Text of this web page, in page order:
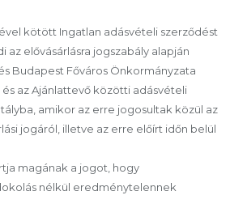
kötött Ingatlan adásvételi szerződést
az elővásárlásra jogszabály alapján
Budapest Főváros Önkormányzata
az Ajánlattevő közötti adásvételi
amikor az erre jogosultak közül az
jogáról, illetve az erre előírt időn belül
magának a jogot, hogy
nélkül eredménytelennek